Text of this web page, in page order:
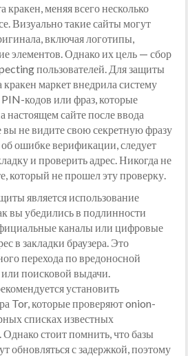
кракен, меняя всего несколько
Визуально такие сайты могут
включая логотипы,
элементов. Однако их цель — сбор
пользователей. Для защиты
кракен маркет внедрила систему
кодов или фраз, которые
настоящем сайте после ввода
вы не видите свою секретную фразу
ошибке верификации, следует
и проверить адрес. Никогда не
который не прошел эту проверку.
является использование
вы убедились в подлинности
каналы или цифровые
в закладки браузера. Это
перехода по вредоносной
поисковой выдачи.
установить
Tor, которые проверяют onion-
списках известных
стоит помнить, что базы
обновляться с задержкой, поэтому